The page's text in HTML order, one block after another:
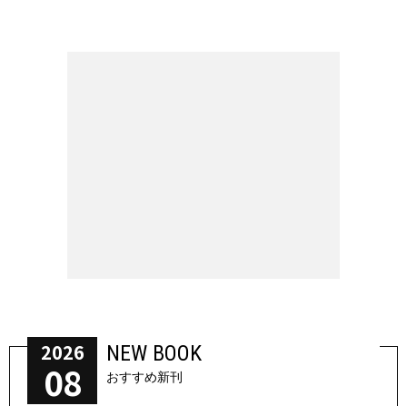
2026
08
NEW BOOK
おすすめ新刊